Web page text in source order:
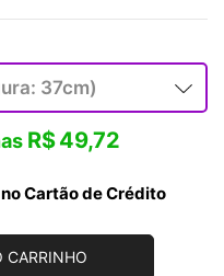
R$49,72
Cartão de Crédito
CARRINHO